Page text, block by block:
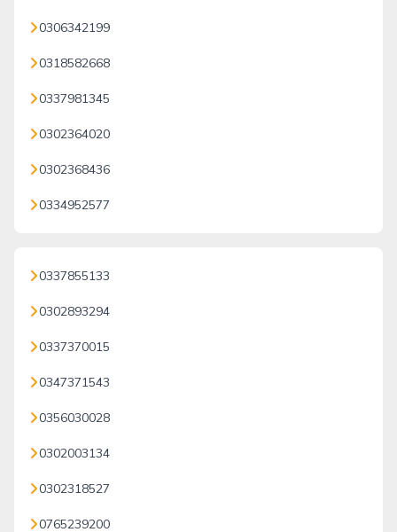
0306342199
0318582668
0337981345
0302364020
0302368436
0334952577
0337855133
0302893294
0337370015
0347371543
0356030028
0302003134
0302318527
0765239200